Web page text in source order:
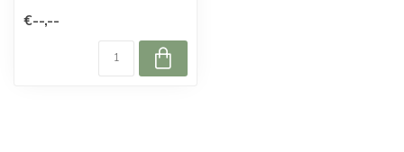
€--,--